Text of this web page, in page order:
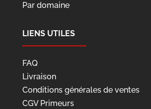
Par domaine
LIENS UTILES
FAQ
Livraison
Conditions générales de ventes
CGV Primeurs